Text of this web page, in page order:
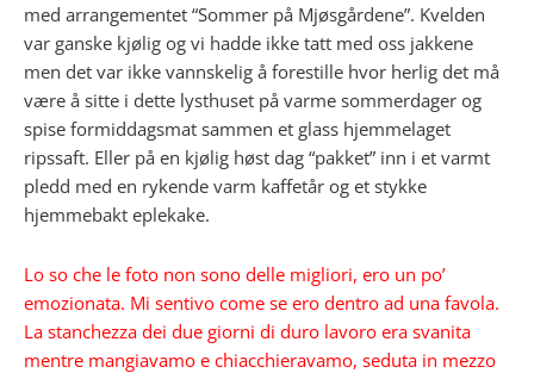
med arrangementet “Sommer på Mjøsgårdene”. Kvelden
var ganske kjølig og vi hadde ikke tatt med oss jakkene
men det var ikke vannskelig å forestille hvor herlig det må
være å sitte i dette lysthuset på varme sommerdager og
spise formiddagsmat sammen et glass hjemmelaget
ripssaft. Eller på en kjølig høst dag “pakket” inn i et varmt
pledd med en rykende varm kaffetår og et stykke
hjemmebakt eplekake.
Lo so che le foto non sono delle migliori, ero un po’
emozionata. Mi sentivo come se ero dentro ad una favola.
La stanchezza dei due giorni di duro lavoro era svanita
mentre mangiavamo e chiacchieravamo, seduta in mezzo